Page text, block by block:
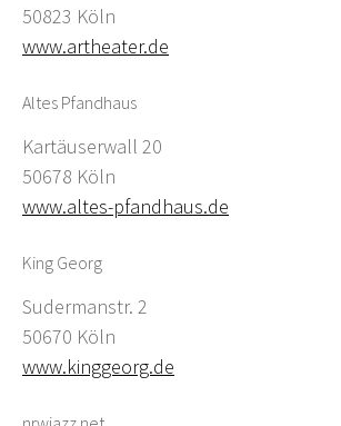
50823 Köln
www.artheater.de
Altes Pfandhaus
Kartäuserwall 20
50678 Köln
www.altes-pfandhaus.de
King Georg
Sudermanstr. 2
50670 Köln
www.kinggeorg.de